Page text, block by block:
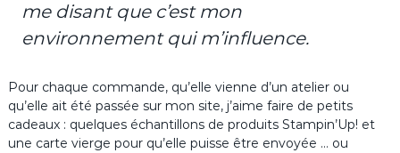
me disant que c’est mon
environnement qui m’influence.
Pour chaque commande, qu’elle vienne d’un atelier ou
qu’elle ait été passée sur mon site, j’aime faire de petits
cadeaux : quelques échantillons de produits Stampin’Up! et
une carte vierge pour qu’elle puisse être envoyée … ou